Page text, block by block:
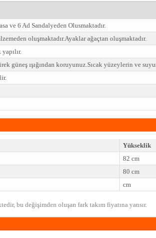
ve 6 Ad Sandalyeden Olusmaktadır.
oluşmaktadır.Ayaklar ağaçtan oluşmaktadır.
güneş ışığından koruyunuz.Sıcak yüzeylerin ve
Yükseklik
82 cm
80 cm
cm
bu değişimden oluşan fark takım fiyatına yansır.